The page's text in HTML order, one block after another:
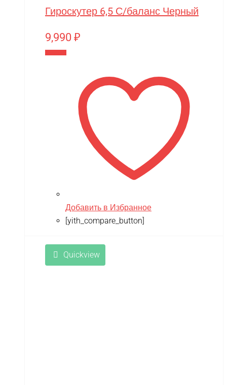
Гироскутер 6,5 С/баланс Черный
9,990 ₽
Добавить в Избранное
[yith_compare_button]
Quickview